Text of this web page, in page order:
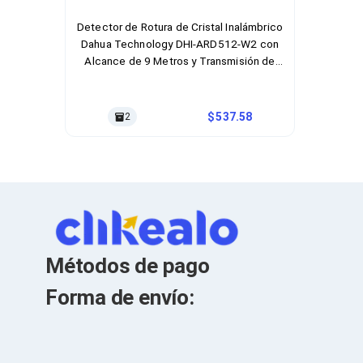
Accesorios para Cables
Jacks de Red
Pinzas Ponchadoras
Cableado Estructurado
Sujetadores de Cables
Adaptadores
Adaptadores PC
Adaptadores PC USB
Adaptadores PC Serial
Detector de Rotura de Cristal Inalámbrico
Dahua Technology DHI-ARD512-W2 con
Alcance de 9 Metros y Transmisión de
2 537.58
Métodos de pago
Forma de envío: